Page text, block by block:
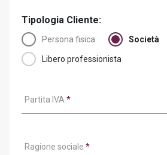
Tipologia Cliente:
Persona fisica Società
Libero professionista
Partita IVA *
Ragione sociale *